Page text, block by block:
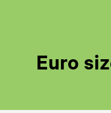
Euro